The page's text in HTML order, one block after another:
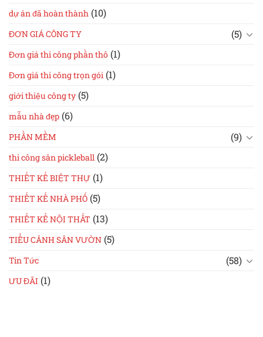
dự án đã hoàn thành (10)
ĐƠN GIÁ CÔNG TY (5)
Đơn giá thi công phần thô (1)
Đơn giá thi công trọn gói (1)
giới thiệu công ty (5)
mẫu nhà đẹp (6)
PHẦN MỀM (9)
thi công sân pickleball (2)
THIẾT KẾ BIỆT THỰ (1)
THIẾT KẾ NHÀ PHỐ (5)
THIẾT KẾ NỘI THẤT (13)
TIỂU CẢNH SÂN VƯỜN (5)
Tin Tức (58)
ƯU ĐÃI (1)